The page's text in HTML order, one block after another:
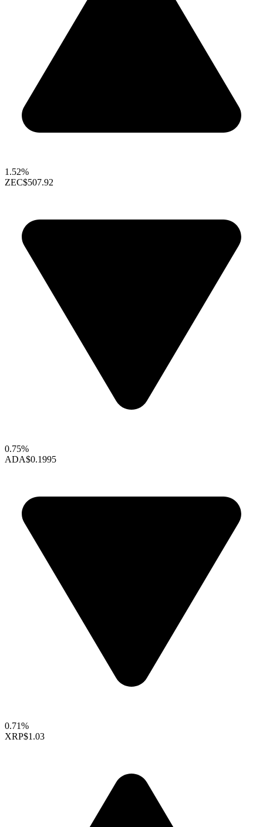
1.52%
ZEC$507.92
0.75%
ADA$0.1995
0.71%
XRP$1.03